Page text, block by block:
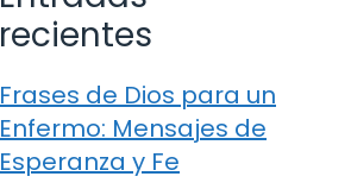
recientes
Frases de Dios para un
Enfermo: Mensajes de
Esperanza y Fe